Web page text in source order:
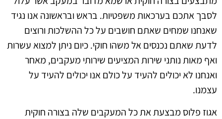
לסבך אתכם בערכאות משפטיות. בראש ובראשונה אנו נגיד
שאנחנו שמחים שאתם חושבים על כל ההשלכות ורוצים
לדעת שאתם נכנסים אל משהו חוקי. כיום ניתן למצוא עשרות
ואף מאות נותני שירות המציעים שירותי מעקבים, מאחר
ואנחנו לא יכולים להעיד על כולם אנו יכולים להעיד על
עצמנו.
אגוז פלוס מבצעת את כל המעקבים שלה בצורה חוקית